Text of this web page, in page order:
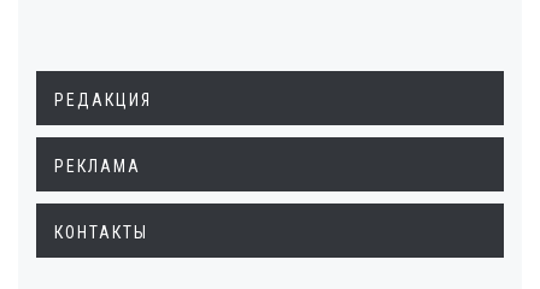
РЕДАКЦИЯ
РЕКЛАМА
КОНТАКТЫ